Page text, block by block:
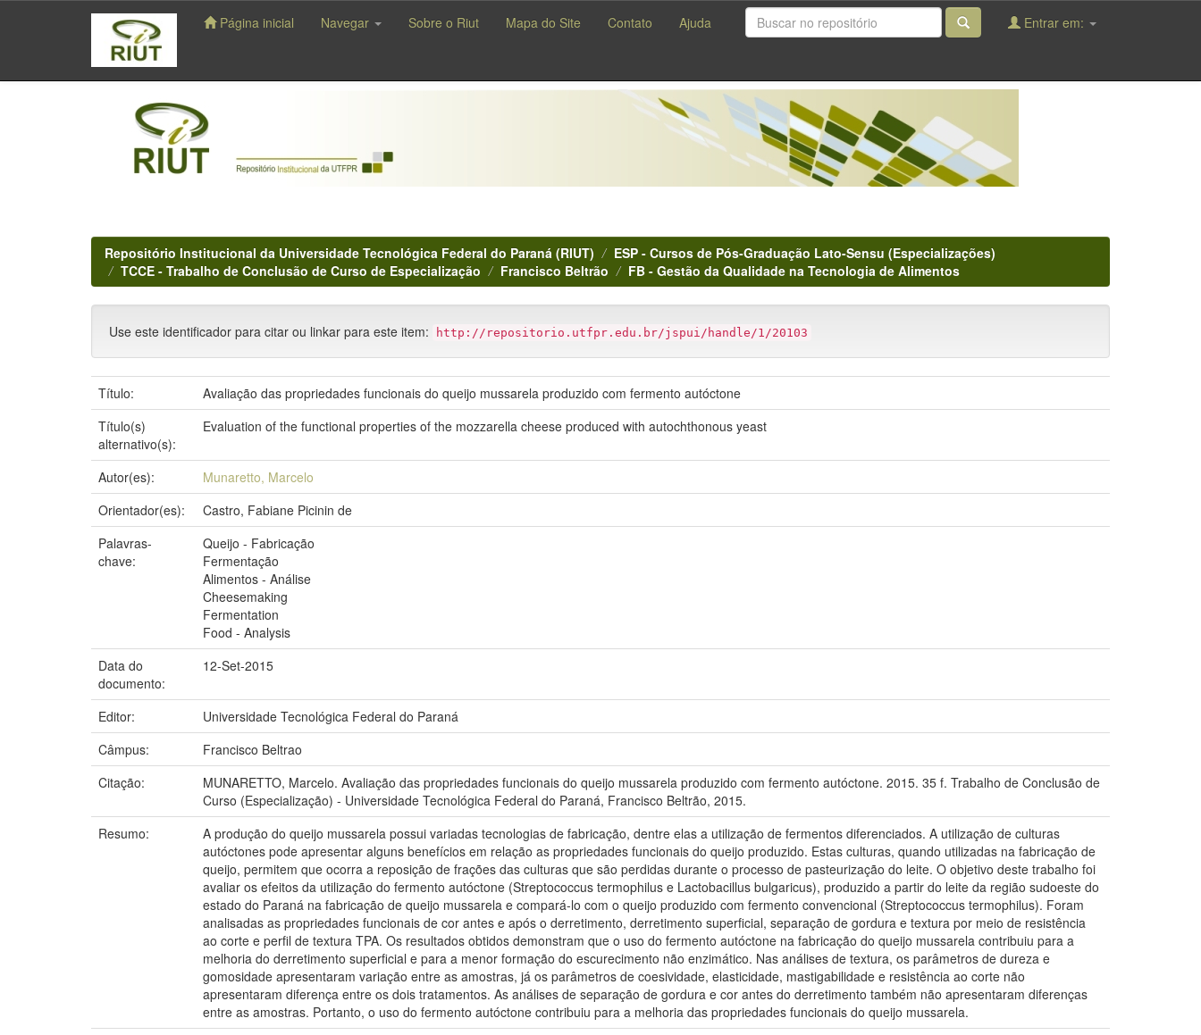
navigation
Página inicial Navegar Sobre o Riut Mapa do Site Contato Ajuda Entrar em:
Repositório Institucional da Universidade Tecnológica Federal do Paraná (RIUT)
ESP - Cursos de Pós-Graduação Lato-Sensu (Especializações)
TCCE - Trabalho de Conclusão de Curso de Especialização
Francisco Beltrão FB - Gestão da Qualidade na Tecnologia de Alimentos
Use este identificador para citar ou linkar para este item: http://repositorio.utfpr.edu.br/jspui/handle/1/20103
Título:
Avaliação das propriedades funcionais do queijo mussarela produzido com fermento autóctone
Título(s)
alternativo(s):
Evaluation of the functional properties of the mozzarella cheese produced with autochthonous yeast
Autor(es):
Munaretto, Marcelo
Orientador(es):
Castro, Fabiane Picinin de
Palavras-
chave:
Queijo - Fabricação
Fermentação
Alimentos - Análise
Cheesemaking
Fermentation
Food - Analysis
Data do
documento:
12-Set-2015
Editor:
Universidade Tecnológica Federal do Paraná
Câmpus:
Francisco Beltrao
Citação:
MUNARETTO, Marcelo. Avaliação das propriedades funcionais do queijo mussarela produzido com fermento autóctone. 2015. 35 f. Trabalho de Conclusão de
Curso (Especialização) - Universidade Tecnológica Federal do Paraná, Francisco Beltrão, 2015.
Resumo:
A produção do queijo mussarela possui variadas tecnologias de fabricação, dentre elas a utilização de fermentos diferenciados. A utilização de culturas
autóctones pode apresentar alguns benefícios em relação as propriedades funcionais do queijo produzido. Estas culturas, quando utilizadas na fabricação de
queijo, permitem que ocorra a reposição de frações das culturas que são perdidas durante o processo de pasteurização do leite. O objetivo deste trabalho foi
avaliar os efeitos da utilização do fermento autóctone (Streptococcus termophilus e Lactobacillus bulgaricus), produzido a partir do leite da região sudoeste do
estado do Paraná na fabricação de queijo mussarela e compará-lo com o queijo produzido com fermento convencional (Streptococcus termophilus). Foram
analisadas as propriedades funcionais de cor antes e após o derretimento, derretimento superficial, separação de gordura e textura por meio de resistência
ao corte e perfil de textura TPA. Os resultados obtidos demonstram que o uso do fermento autóctone na fabricação do queijo mussarela contribuiu para a
melhoria do derretimento superficial e para a menor formação do escurecimento não enzimático. Nas análises de textura, os parâmetros de dureza e
gomosidade apresentaram variação entre as amostras, já os parâmetros de coesividade, elasticidade, mastigabilidade e resistência ao corte não
apresentaram diferença entre os dois tratamentos. As análises de separação de gordura e cor antes do derretimento também não apresentaram diferenças
entre as amostras. Portanto, o uso do fermento autóctone contribuiu para a melhoria das propriedades funcionais do queijo mussarela.